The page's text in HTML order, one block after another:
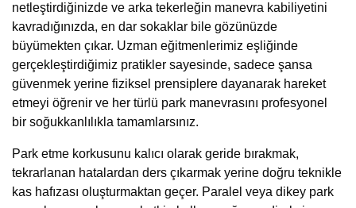
netleştirdiğinizde ve arka tekerleğin manevra kabiliyetini
kavradığınızda, en dar sokaklar bile gözünüzde
büyümekten çıkar. Uzman eğitmenlerimiz eşliğinde
gerçekleştirdiğimiz pratikler sayesinde, sadece şansa
güvenmek yerine fiziksel prensiplere dayanarak hareket
etmeyi öğrenir ve her türlü park manevrasını profesyonel
bir soğukkanlılıkla tamamlarsınız.
Park etme korkusunu kalıcı olarak geride bırakmak,
tekrarlanan hatalardan ders çıkarmak yerine doğru teknikle
kas hafızası oluşturmaktan geçer. Paralel veya dikey park